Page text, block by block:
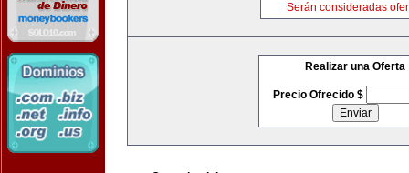
Serán consideradas
Realizar una Oferta
Precio Ofrecido $